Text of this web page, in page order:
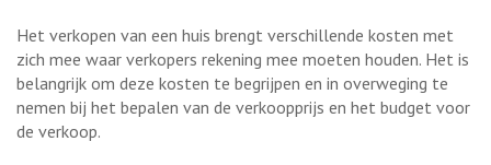
Het verkopen van een huis brengt verschillende kosten met
zich mee waar verkopers rekening mee moeten houden. Het is
belangrijk om deze kosten te begrijpen en in overweging te
nemen bij het bepalen van de verkoopprijs en het budget voor
de verkoop.